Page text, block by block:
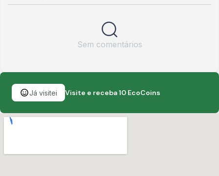
Sem comentários
Já visitei Visite e receba 10 EcoCoins